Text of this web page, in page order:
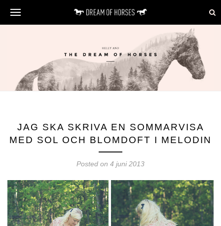
JAG SKA SKRIVA EN SOMMARVISA
MED SOL OCH BLOMDOFT I MELODIN
Posted on 4 juni 2013